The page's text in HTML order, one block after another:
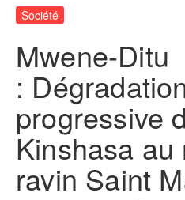
Société
Mwene-Ditu
:
progressive
Kinshasa au
ravin Saint